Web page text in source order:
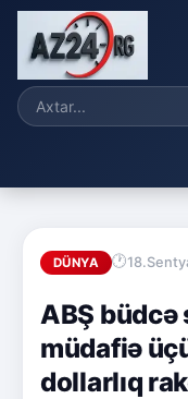
DÜNYA
ABŞ
müdafiə
dollarlıq